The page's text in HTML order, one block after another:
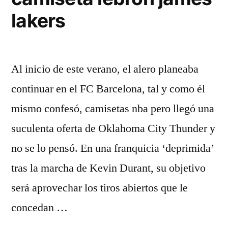
lakers
Al inicio de este verano, el alero planeaba
continuar en el FC Barcelona, tal y como él
mismo confesó, camisetas nba pero llegó una
suculenta oferta de Oklahoma City Thunder y
no se lo pensó. En una franquicia ‘deprimida’
tras la marcha de Kevin Durant, su objetivo
será aprovechar los tiros abiertos que le
concedan …